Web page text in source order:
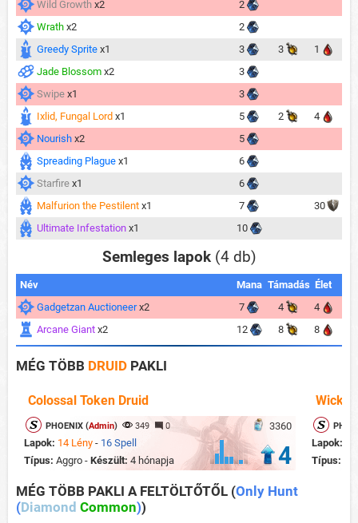
Wild Growth x2
2
Wrath x2
2
Greedy Sprite x1 3 3
1
Jade Blossom x2
3
Swipe x1
3
Ixlid, Fungal Lord x1 5 2
4
Nourish x2
5
Spreading Plague x1
6
Starfire x1
6
Malfurion the Pestilent x1 7
30
Ultimate Infestation x1 10
Semleges lapok (4 db)
Név Mana Támadás Élet
Gadgetzan Auctioneer x2 7 4
4
Arcane Giant x2 12 8 8
MÉG TÖBB DRUID PAKLI
Colossal Token Druid
3360
PHOENIX (Admin) 349 0
Lapok: 14 Lény - 16 Spell
Típus: Aggro - Készült: 4 hónapja 4 Lapok:
Típus:
MÉG TÖBB PAKLI A FELTÖLTŐTŐL (Only Hunt
(Diamond Common))